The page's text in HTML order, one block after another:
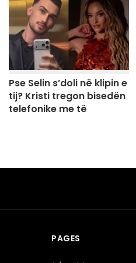
Pse Selin s’doli në klipin e
tij? Kristi tregon bisedën
telefonike me të
PAGES